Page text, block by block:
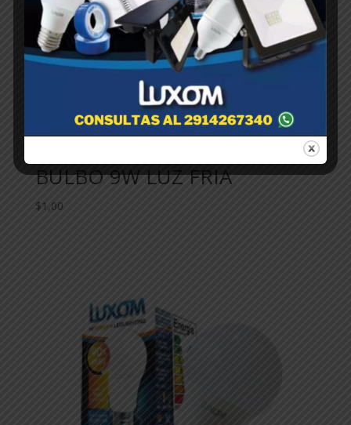
BULBO 9W LUZ FRIA
$1,00